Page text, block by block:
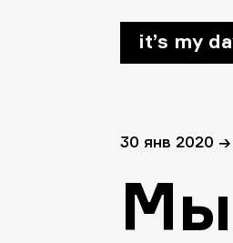
it’s my
30 янв 2020 →